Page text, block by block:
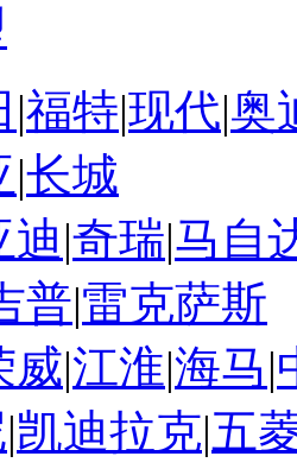
|福特|现代|奥
|长城
迪|奇瑞|马自
普|雷克萨斯
威|江淮|海马|
|凯迪拉克|五